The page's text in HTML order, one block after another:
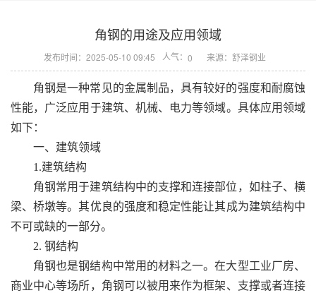
角钢的用途及应用领域
发布时间：2025-05-10 09:45 人气： 0 来源：舒泽钢业
角钢是一种常见的金属制品，具有较好的强度和耐腐蚀
性能，广泛应用于建筑、机械、电力等领域。具体应用领域
如下：
一、建筑领域
1.建筑结构
角钢常用于建筑结构中的支撑和连接部位，如柱子、横
梁、桥墩等。其优良的强度和稳定性能让其成为建筑结构中
不可或缺的一部分。
2. 钢结构
角钢也是钢结构中常用的材料之一。在大型工业厂房、
商业中心等场所，角钢可以被用来作为框架、支撑或者连接